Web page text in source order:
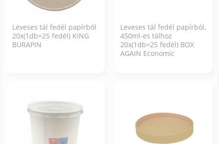
Leveses tál fedél papírból
20x(1db=25 fedél) KING
BURAPIN
Leveses tál fedél papírból,
450ml-es tálhoz
20x(1db=25 fedél) BOX
AGAIN Economic